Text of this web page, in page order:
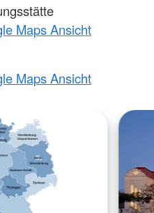
Maps Ansicht
Maps Ansicht